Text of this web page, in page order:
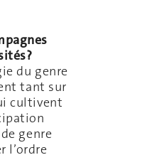
du genre
tant sur
cultivent
genre
l’ordre